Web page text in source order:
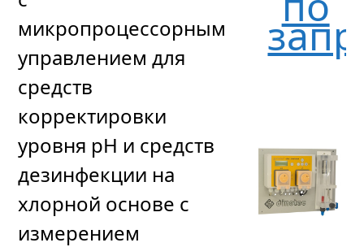
микропроцессорным
управлением для
средств
корректировки
уровня рН и средств
дезинфекции на
хлорной основе с
измерением